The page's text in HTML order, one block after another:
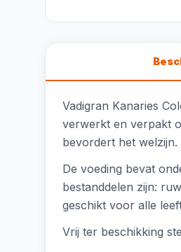
Vadigran Kanaries
verwerkt en verpakt
bevordert het welzijn.
De voeding bevat
bestanddelen zijn:
geschikt voor alle
Vrij ter beschikking